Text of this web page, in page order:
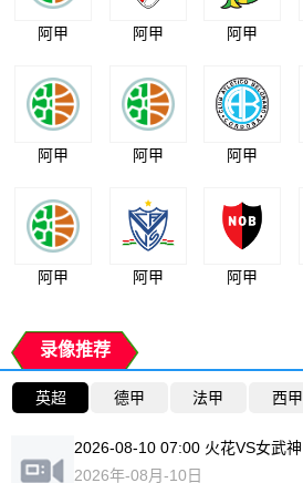
阿甲 阿甲 阿甲
阿甲 阿甲 阿甲
阿甲 阿甲 阿甲
录像推荐
英超 德甲 法甲 西甲
2026-08-10 07:00 火花VS女武神
2026年-08月-10日